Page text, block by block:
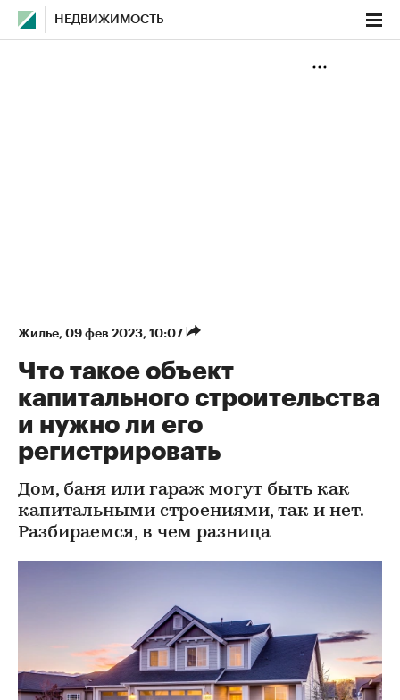
НЕДВИЖИМОСТЬ
Жилье⁠, 09 фев 2023, 10:07
Что такое объект
капитального строительства
и нужно ли его
регистрировать
Дом, баня или гараж могут быть как
капитальными строениями, так и нет.
Разбираемся, в чем разница